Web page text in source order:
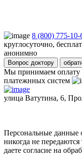
8 (800) 775-10-
круглосуточно,
анонимно
Вопрос доктору
Мы принимаем
платежнных систем
улица Ватутина, 6,
Персональные данные
никогда не
даете согласие на